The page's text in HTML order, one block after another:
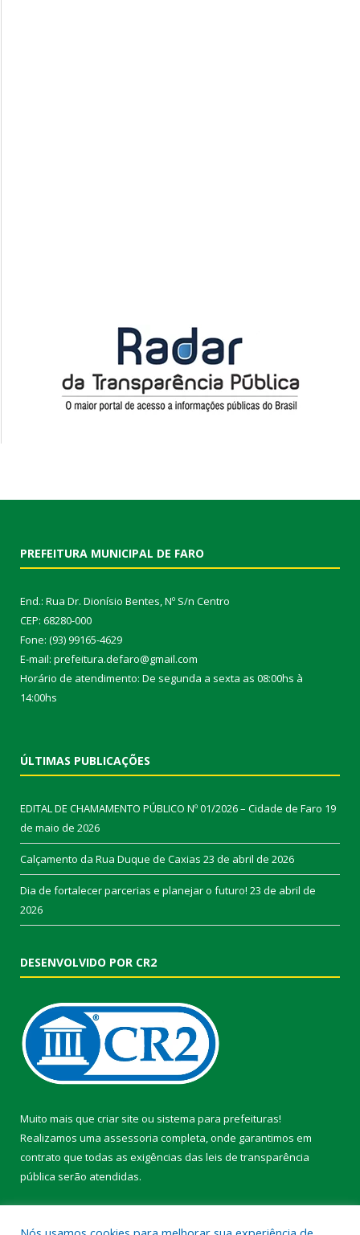
PREFEITURA MUNICIPAL DE FARO
End.: Rua Dr. Dionísio Bentes, Nº S/n Centro
CEP: 68280-000
Fone: (93) 99165-4629
E-mail: prefeitura.defaro@gmail.com
Horário de atendimento: De segunda a sexta as 08:00hs à
14:00hs
ÚLTIMAS PUBLICAÇÕES
EDITAL DE CHAMAMENTO PÚBLICO Nº 01/2026 – Cidade de Faro 19
de maio de 2026
Calçamento da Rua Duque de Caxias 23 de abril de 2026
Dia de fortalecer parcerias e planejar o futuro! 23 de abril de
2026
DESENVOLVIDO POR CR2
Muito mais que criar site ou sistema para prefeituras!
Realizamos uma assessoria completa, onde garantimos em
contrato que todas as exigências das leis de transparência
pública serão atendidas.